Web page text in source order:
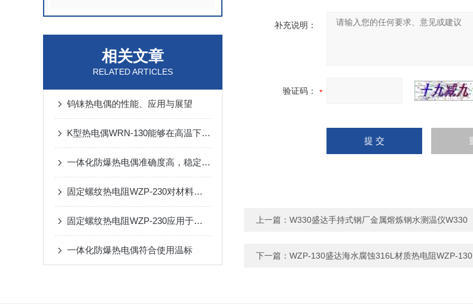
相关文章
RELATED ARTICLES
钨铼热电偶的性能、应用与展望
K型热电偶WRN-130能够在高温下稳定地工作
一体化防爆热电偶准确度高，稳定性强
固定螺纹热电阻WZP-230对材料的要求
固定螺纹热电阻WZP-230应用于诸多领域
一体化防爆热电偶符合使用温标
补充说明：
验证码：
上一篇： W330盛达手持式钢厂金属熔炼钢水测温仪W330
下一篇： WZP-130盛达海水腐蚀316L材质热电阻WZP-130